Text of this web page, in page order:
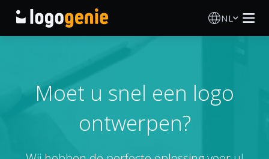
NL
AI logogenerator
Logo-ideeën
Gedrukte producten
Moet u snel een logo
ontwerpen?